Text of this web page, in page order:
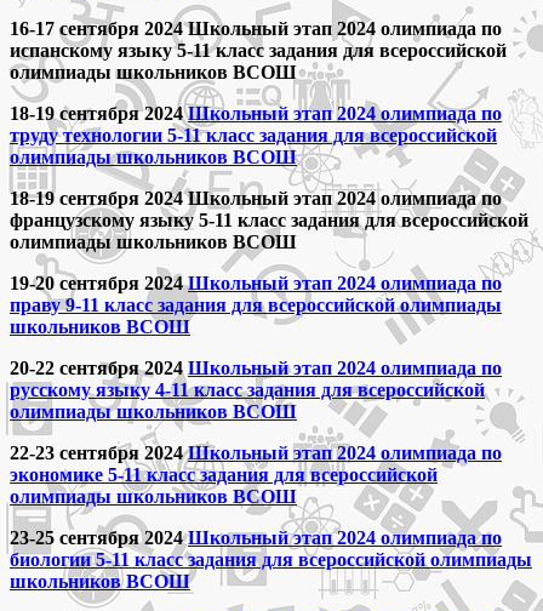
16-17 сентября 2024 Школьный этап 2024 олимпиада по
испанскому языку 5-11 класс задания для всероссийской
олимпиады школьников ВСОШ
18-19 сентября 2024Школьный этап 2024 олимпиада по
труду технологии 5-11 класс задания для всероссийской
олимпиады школьников ВСОШ
18-19 сентября 2024 Школьный этап 2024 олимпиада по
французскому языку 5-11 класс задания для всероссийской
олимпиады школьников ВСОШ
19-20 сентября 2024Школьный этап 2024 олимпиада по
праву 9-11 класс задания для всероссийской олимпиады
школьников ВСОШ
20-22 сентября 2024 Школьный этап 2024 олимпиада по
русскому языку 4-11 класс задания для всероссийской
олимпиады школьников ВСОШ
22-23 сентября 2024Школьный этап 2024 олимпиада по
экономике 5-11 класс задания для всероссийской
олимпиады школьников ВСОШ
23-25 сентября 2024Школьный этап 2024 олимпиада по
биологии 5-11 класс задания для всероссийской олимпиады
школьников ВСОШ